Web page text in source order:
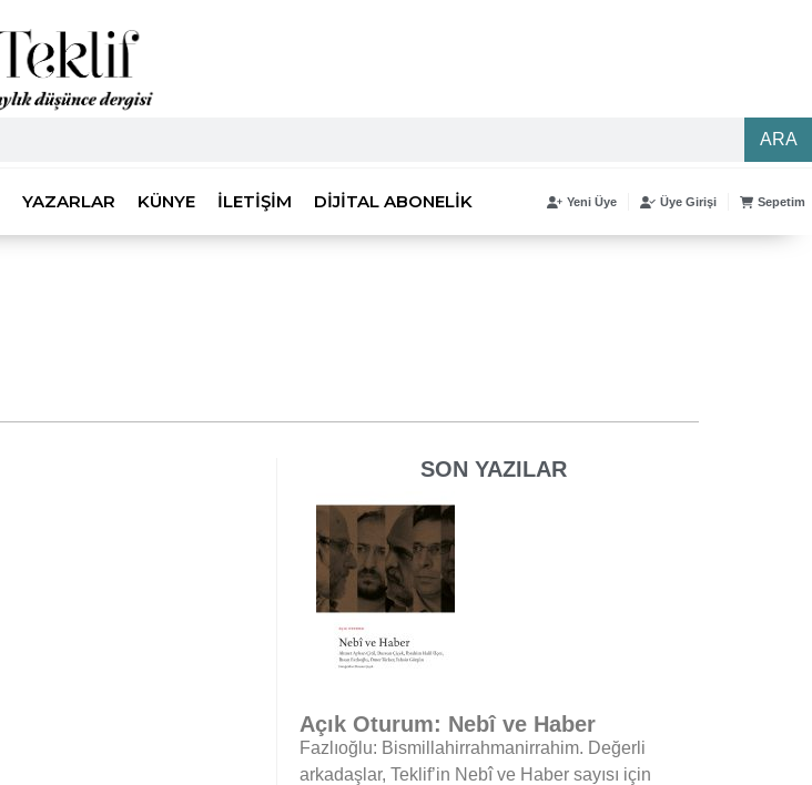
ARA
YAZARLAR KÜNYE İLETIŞIM DIJITAL ABONELIK Yeni Üye Üye Girişi Sepetim
SON YAZILAR
Açık Oturum: Nebî ve Haber
Fazlıoğlu: Bismillahirrahmanirrahim. Değerli
arkadaşlar, Teklif’in Nebî ve Haber sayısı için